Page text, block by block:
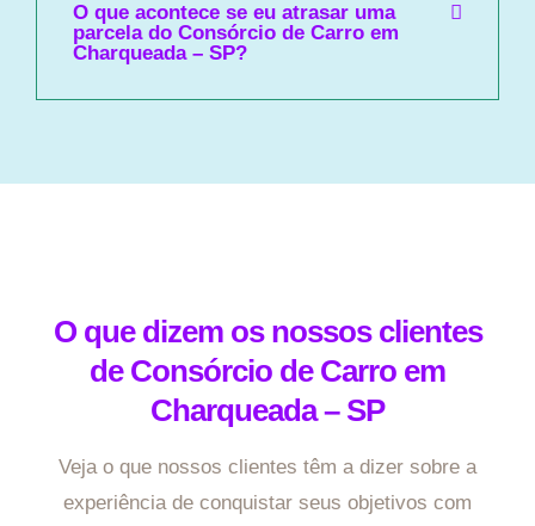
O que acontece se eu atrasar uma
parcela do Consórcio de Carro em
Charqueada – SP?
O que dizem os nossos clientes
de Consórcio de Carro em
Charqueada – SP
Veja o que nossos clientes têm a dizer sobre a
experiência de conquistar seus objetivos com